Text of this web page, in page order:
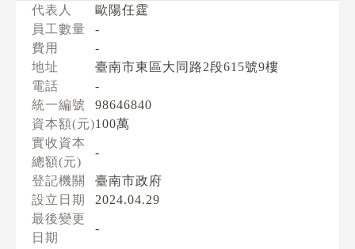
代表人
歐陽任霆
員工數量
-
費用
-
地址
臺南市東區大同路2段615號9樓
電話
-
統一編號
98646840
資本額(元)100萬
實收資本
總額(元)
-
登記機關
臺南市政府
設立日期
2024.04.29
最後變更
日期
-